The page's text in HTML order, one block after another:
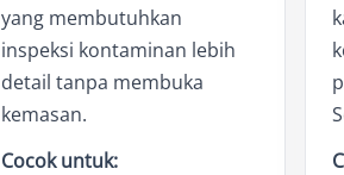
yang membutuhkan
inspeksi kontaminan lebih
detail tanpa membuka
kemasan.
Cocok untuk: